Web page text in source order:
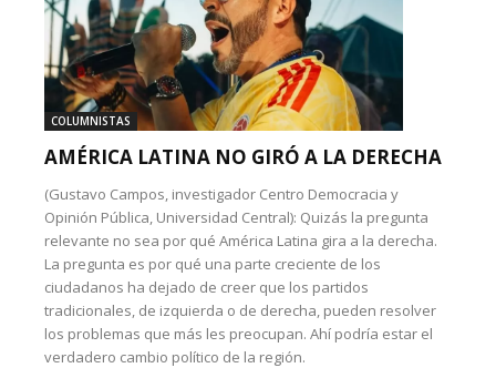
COLUMNISTAS
AMÉRICA LATINA NO GIRÓ A LA DERECHA
(Gustavo Campos, investigador Centro Democracia y
Opinión Pública, Universidad Central): Quizás la pregunta
relevante no sea por qué América Latina gira a la derecha.
La pregunta es por qué una parte creciente de los
ciudadanos ha dejado de creer que los partidos
tradicionales, de izquierda o de derecha, pueden resolver
los problemas que más les preocupan. Ahí podría estar el
verdadero cambio político de la región.